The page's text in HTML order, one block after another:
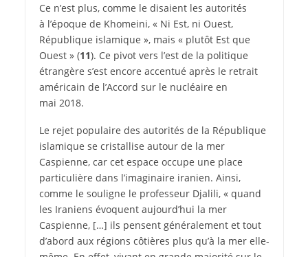
Ce n’est plus, comme le disaient les autorités
à l’époque de Khomeini, « Ni Est, ni Ouest,
République islamique », mais « plutôt Est que
Ouest » (11). Ce pivot vers l’est de la politique
étrangère s’est encore accentué après le retrait
américain de l’Accord sur le nucléaire en
mai 2018.
Le rejet populaire des autorités de la République
islamique se cristallise autour de la mer
Caspienne, car cet espace occupe une place
particulière dans l’imaginaire iranien. Ainsi,
comme le souligne le professeur Djalili, « quand
les Iraniens évoquent aujourd’hui la mer
Caspienne, […] ils pensent généralement et tout
d’abord aux régions côtières plus qu’à la mer elle-